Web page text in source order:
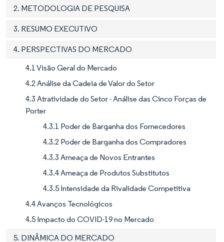
2. METODOLOGIA DE PESQUISA
3. RESUMO EXECUTIVO
4. PERSPECTIVAS DO MERCADO
4.1 Visão Geral do Mercado
4.2 Análise da Cadeia de Valor do Setor
4.3 Atratividade do Setor - Análise das Cinco Forças de
Porter
4.3.1 Poder de Barganha dos Fornecedores
4.3.2 Poder de Barganha dos Compradores
4.3.3 Ameaça de Novos Entrantes
4.3.4 Ameaça de Produtos Substitutos
4.3.5 Intensidade da Rivalidade Competitiva
4.4 Avanços Tecnológicos
4.5 Impacto do COVID-19 no Mercado
5. DINÂMICA DO MERCADO